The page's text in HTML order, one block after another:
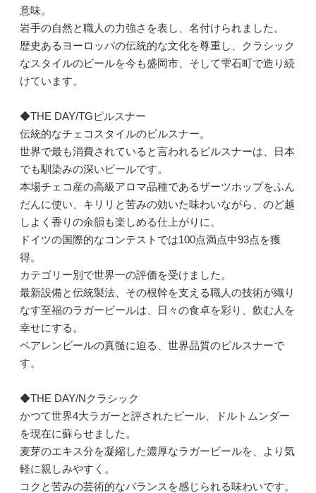
意味。
岩手の自然と職人の力強さを表し、名付けられました。
歴史あるヨーロッパの伝統的な文化を尊重し、クラシック
なスタイルのビールを今も盛岡市、そして雫石町で造り続
けています。
◆THE DAY/TGピルスナー
伝統的なチェコスタイルのピルスナー。
世界で最も消費されていると言われるピルスナーは、日本
でも馴染みの深いビールです。
本場チェコ産の高級アロマ品種であるザーツホップをふん
だんに使い、キリリと苦みの効いた味わいながら、のど越
しよく香りの余韻も楽しめる仕上がりに。
ドイツの国際的なコンテストでは100点満点中93点を獲
得。
カテゴリー別で世界一の評価を受けました。
最新設備と伝統製法、その根幹を支える職人の技術が織り
なす至福のラガービールは、日々の食卓を彩り、飲む人を
幸せにする。
ベアレンビールの真髄に迫る、世界品質のピルスナーで
す。
◆THE DAY/Nクラシック
かつて世界4大ラガーと評されたビール、ドルトムンダー
を現在に蘇らせました。
麦芽のエキス分を凝縮した濃厚なラガービールを、より気
軽に親しみやすく。
コクと苦みの芸術的なバランスを感じられる味わいです。